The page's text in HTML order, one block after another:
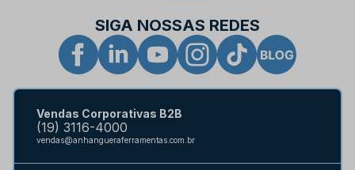
SIGA NOSSAS REDES
Vendas Corporativas B2B
(19) 3116-4000
vendas@anhangueraferramentas.com.br